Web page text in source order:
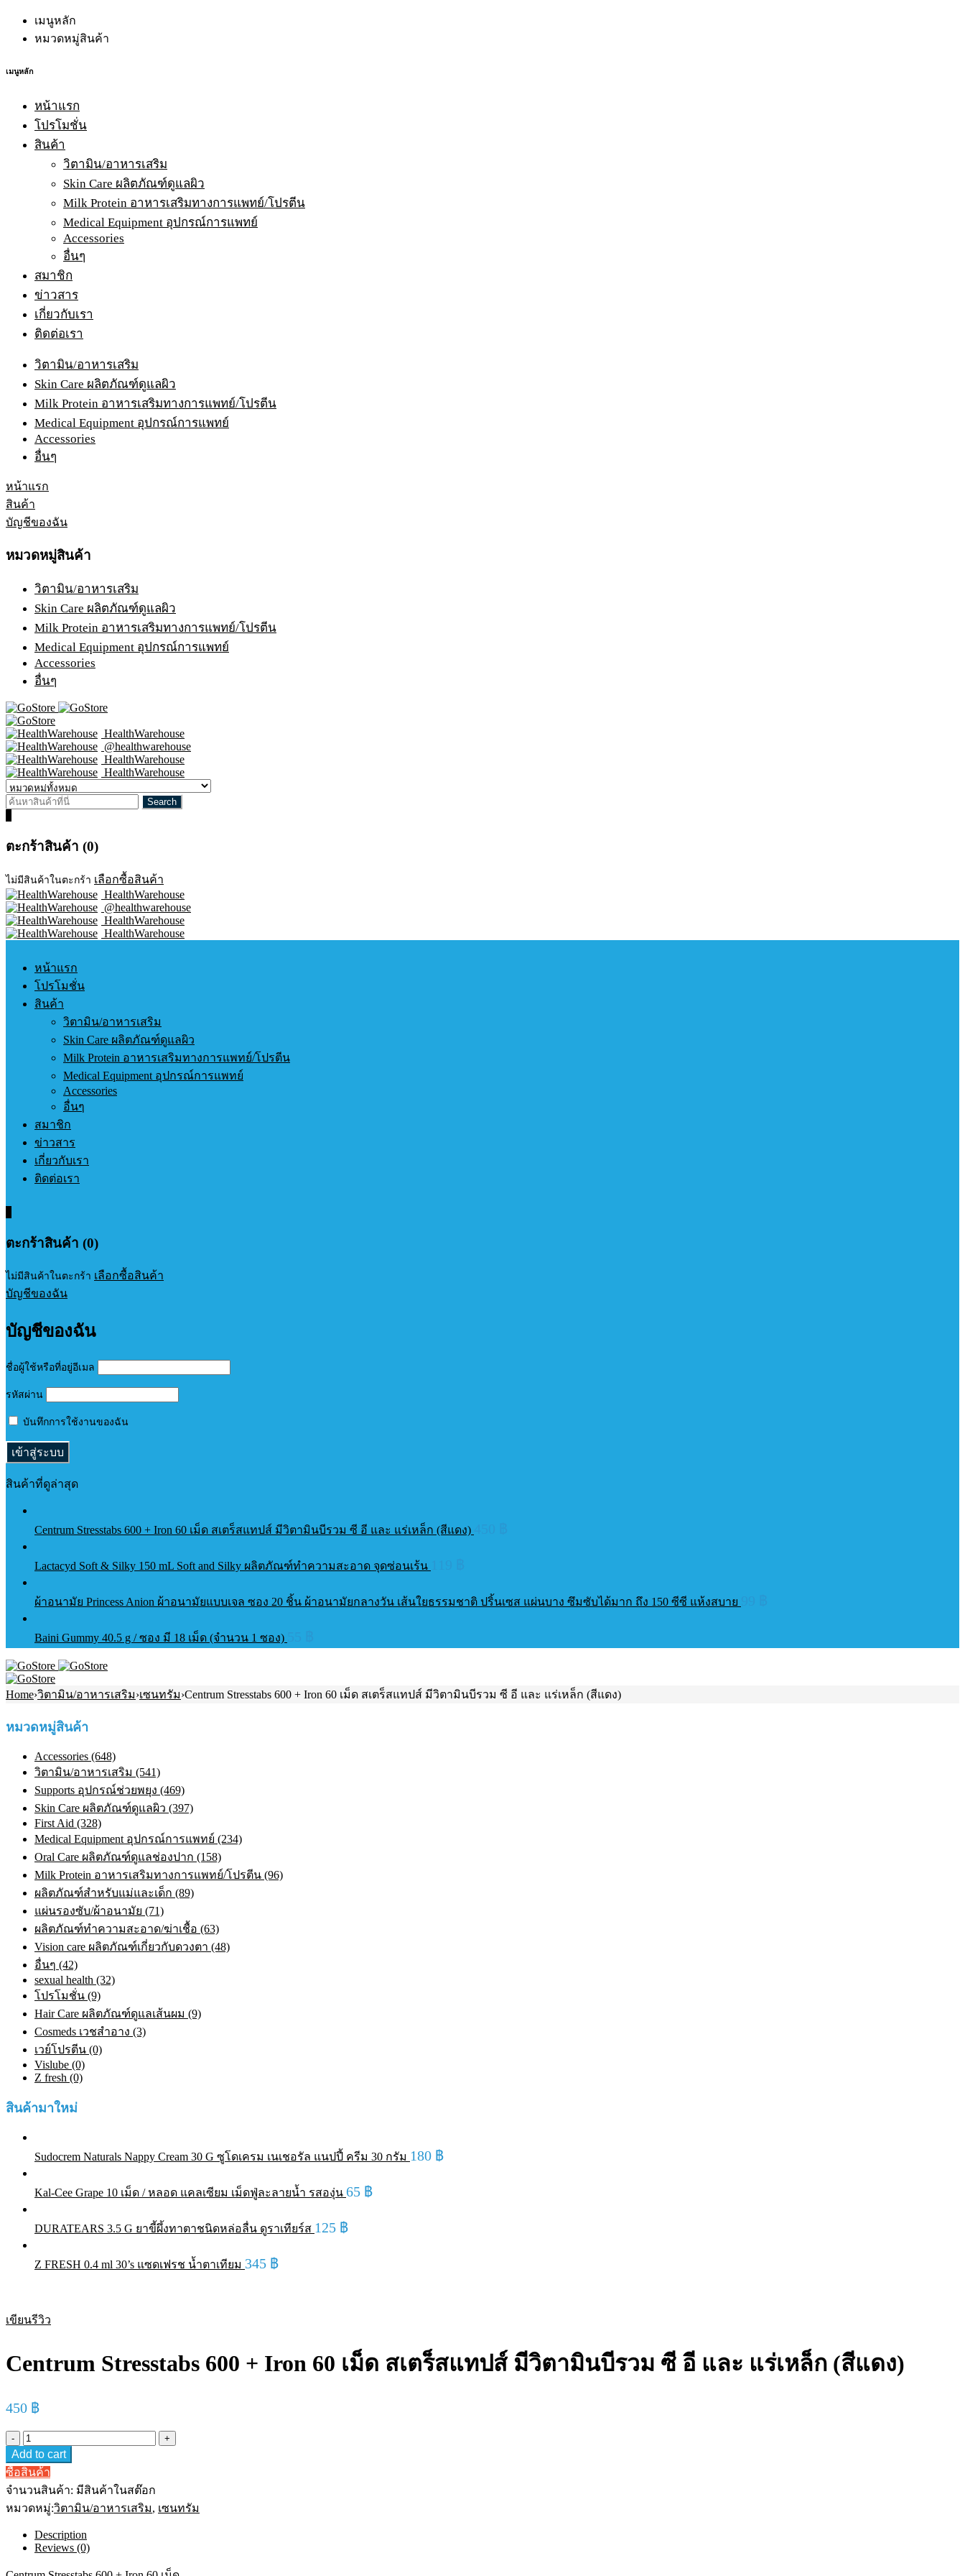
เมนูหลัก
หมวดหมู่สินค้า
เมนูหลัก
หน้าแรก
โปรโมชั่น
สินค้า
วิตามิน/อาหารเสริม
Skin Care ผลิตภัณฑ์ดูแลผิว
Milk Protein อาหารเสริมทางการแพทย์/โปรตีน
Medical Equipment อุปกรณ์การแพทย์
Accessories
อื่นๆ
สมาชิก
ข่าวสาร
เกี่ยวกับเรา
ติดต่อเรา
วิตามิน/อาหารเสริม
Skin Care ผลิตภัณฑ์ดูแลผิว
Milk Protein อาหารเสริมทางการแพทย์/โปรตีน
Medical Equipment อุปกรณ์การแพทย์
Accessories
อื่นๆ
หน้าแรก
สินค้า
บัญชีของฉัน
หมวดหมู่สินค้า
วิตามิน/อาหารเสริม
Skin Care ผลิตภัณฑ์ดูแลผิว
Milk Protein อาหารเสริมทางการแพทย์/โปรตีน
Medical Equipment อุปกรณ์การแพทย์
Accessories
อื่นๆ
HealthWarehouse
@healthwarehouse
HealthWarehouse
HealthWarehouse
ตะกร้าสินค้า (0)
ไม่มีสินค้าในตะกร้า เลือกซื้อสินค้า
HealthWarehouse
@healthwarehouse
HealthWarehouse
HealthWarehouse
หน้าแรก
โปรโมชั่น
สินค้า
วิตามิน/อาหารเสริม
Skin Care ผลิตภัณฑ์ดูแลผิว
Milk Protein อาหารเสริมทางการแพทย์/โปรตีน
Medical Equipment อุปกรณ์การแพทย์
Accessories
อื่นๆ
สมาชิก
ข่าวสาร
เกี่ยวกับเรา
ติดต่อเรา
ตะกร้าสินค้า (0)
ไม่มีสินค้าในตะกร้า เลือกซื้อสินค้า
บัญชีของฉัน
บัญชีของฉัน
ชื่อผู้ใช้หรือที่อยู่อีเมล
รหัสผ่าน
บันทึกการใช้งานของฉัน
สินค้าที่ดูล่าสุด
Centrum Stresstabs 600 + Iron 60 เม็ด สเตร็สแทปส์ มีวิตามินบีรวม ซี อี และ แร่เหล็ก (สีแดง)
Lactacyd Soft & Silky 150 mL Soft and Silky ผลิตภัณฑ์ทำความสะอาด จุดซ่อนเร้น
ผ้าอนามัย Princess Anion ผ้าอนามัยแบบเจล ซอง 20 ชิ้น ผ้าอนามัยกลางวัน เส้นใยธรรมชาติ ปริ้นเซส แผ่นบาง ซึมซับได้มาก ถึง 150 ซีซี แห้งสบาย
Baini Gummy 40.5 g / ซอง มี 18 เม็ด (จำนวน 1 ซอง)
Home›วิตามิน/อาหารเสริม›เซนทรัม›Centrum Stresstabs 600 + Iron 60 เม็ด สเตร็สแทปส์ มีวิตามินบีรวม ซี อี และ แร่เหล็ก (สีแดง)
หมวดหมู่สินค้า
Accessories (648)
วิตามิน/อาหารเสริม (541)
Supports อุปกรณ์ช่วยพยุง (469)
Skin Care ผลิตภัณฑ์ดูแลผิว (397)
First Aid (328)
Medical Equipment อุปกรณ์การแพทย์ (234)
Oral Care ผลิตภัณฑ์ดูแลช่องปาก (158)
Milk Protein อาหารเสริมทางการแพทย์/โปรตีน (96)
ผลิตภัณฑ์สำหรับแม่และเด็ก (89)
แผ่นรองซับ/ผ้าอนามัย (71)
ผลิตภัณฑ์ทําความสะอาด/ฆ่าเชื้อ (63)
Vision care ผลิตภัณฑ์เกี่ยวกับดวงตา (48)
อื่นๆ (42)
sexual health (32)
โปรโมชั่น (9)
Hair Care ผลิตภัณฑ์ดูแลเส้นผม (9)
Cosmeds เวชสําอาง (3)
เวย์โปรตีน (0)
Vislube (0)
Z fresh (0)
สินค้ามาใหม่
Sudocrem Naturals Nappy Cream 30 G ซูโดเครม เนเชอรัล แนปปี้ ครีม 30 กรัม 180 ฿
Kal-Cee Grape 10 เม็ด / หลอด แคลเซียม เม็ดฟู่ละลายน้ำ รสองุ่น 65 ฿
DURATEARS 3.5 G ยาขี้ผึ้งทาตาชนิดหล่อลื่น ดูราเทียร์ส 125 ฿
Z FRESH 0.4 ml 30’s แซดเฟรช น้ำตาเทียม 345 ฿
เขียนรีวิว
Centrum Stresstabs 600 + Iron 60 เม็ด สเตร็สแทปส์ มีวิตามินบีรวม ซี อี และ แร่เหล็ก (สีแดง)
450 ฿
Centrum
Stresstabs
600
+
Iron
60
เม็ด
เต
ร็สแทปส์
มี
Add to cart
ซื้อสินค้า
จำนวนสินค้า: มีสินค้าในสต๊อก
หมวดหมู่:วิตามิน/อาหารเสริม, เซนทรัม
Description
Reviews (0)